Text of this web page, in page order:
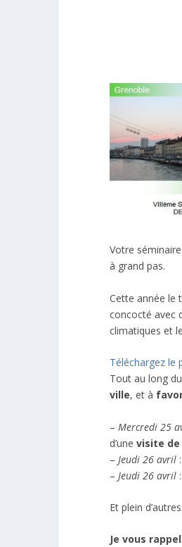
Votre
à grand pas.
Cette année le
concocté avec
climatiques et
Téléchargez le
Tout au long
ville, et à
– Mercredi 25
d’une visite de
– Jeudi 26 avril
– Jeudi 26 avril
Et plein
Je vous